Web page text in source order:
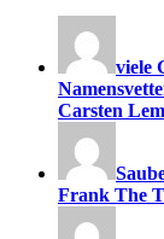
viele
Carsten
Frank The